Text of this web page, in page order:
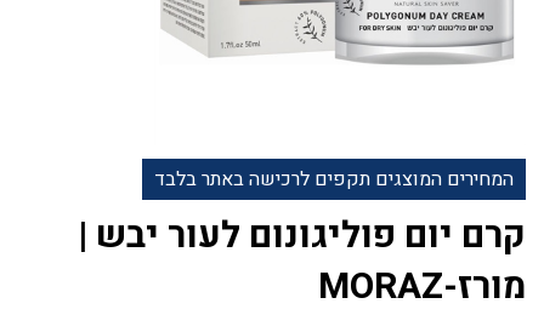
המחירים המוצגים תקפים לרכישה באתר בלבד
‎קרם יום פוליגונום לעור יבש |
מורז-MORAZ